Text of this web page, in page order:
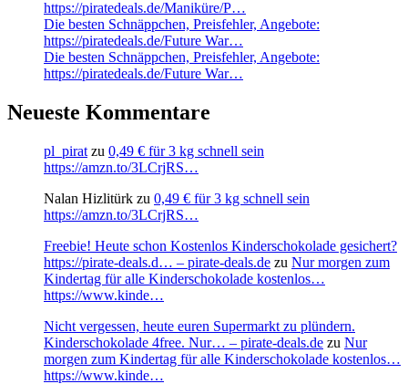
https://piratedeals.de/Maniküre/P…
Die besten Schnäppchen, Preisfehler, Angebote:
https://piratedeals.de/Future War…
Die besten Schnäppchen, Preisfehler, Angebote:
https://piratedeals.de/Future War…
Neueste Kommentare
pl_pirat zu 0,49 € für 3 kg schnell sein
https://amzn.to/3LCrjRS…
Nalan Hizlitürk zu 0,49 € für 3 kg schnell sein
https://amzn.to/3LCrjRS…
Freebie! Heute schon Kostenlos Kinderschokolade gesichert?
https://pirate-deals.d… – pirate-deals.de zu Nur morgen zum
Kindertag für alle Kinderschokolade kostenlos…
https://www.kinde…
Nicht vergessen, heute euren Supermarkt zu plündern.
Kinderschokolade 4free. Nur… – pirate-deals.de zu Nur
morgen zum Kindertag für alle Kinderschokolade kostenlos…
https://www.kinde…